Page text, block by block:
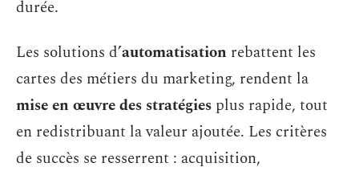
durée.
Les solutions d’automatisation rebattent les
cartes des métiers du marketing, rendent la
mise en œuvre des stratégies plus rapide, tout
en redistribuant la valeur ajoutée. Les critères
de succès se resserrent : acquisition,